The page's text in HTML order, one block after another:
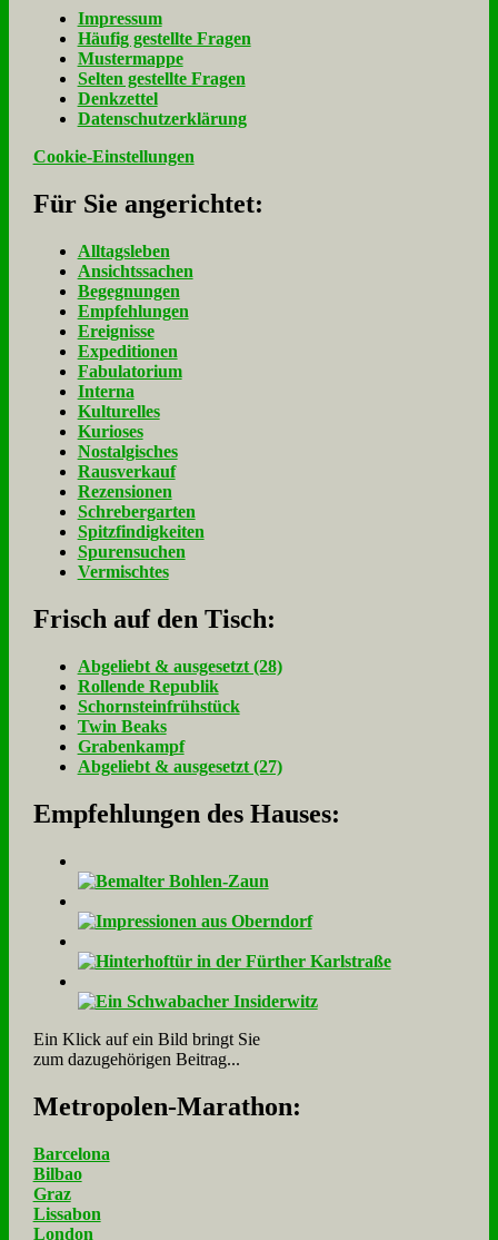
Im­pres­sum
Häu­fig ge­stell­te Fra­gen
Mu­ster­map­pe
Sel­ten ge­stell­te Fra­gen
Denk­zet­tel
Da­ten­schutz­er­klä­rung
Cookie-Einstellungen
Für Sie an­ge­rich­tet:
Alltagsleben
Ansichtssachen
Begegnungen
Empfehlungen
Ereignisse
Expeditionen
Fabulatorium
Interna
Kulturelles
Kurioses
Nostalgisches
Rausverkauf
Rezensionen
Schrebergarten
Spitzfindigkeiten
Spurensuchen
Vermischtes
Frisch auf den Tisch:
Ab­ge­liebt & aus­ge­setzt (28)
Rol­len­de Re­pu­blik
Schorn­stein­früh­stück
Twin Beaks
Gra­ben­kampf
Ab­ge­liebt & aus­ge­setzt (27)
Empfehlungen des Hauses:
Ein Klick auf ein Bild bringt Sie
zum dazugehörigen Beitrag...
Me­tro­po­len-Ma­ra­thon:
Barcelona
Bilbao
Graz
Lissabon
London